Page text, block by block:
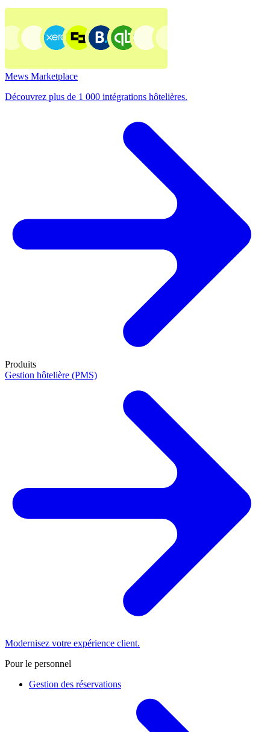
Mews Marketplace
Découvrez plus de 1 000 intégrations hôtelières.
Produits
Gestion hôtelière (PMS)
Modernisez votre expérience client.
Pour le personnel
Gestion des réservations